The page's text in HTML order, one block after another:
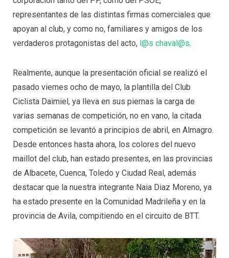
representantes de las distintas firmas comerciales que
apoyan al club, y como no, familiares y amigos de los
verdaderos protagonistas del acto, l@s chaval@s.
Realmente, aunque la presentación oficial se realizó el
pasado viernes ocho de mayo, la plantilla del Club
Ciclista Daimiel, ya lleva en sus piernas la carga de
varias semanas de competición, no en vano, la citada
competición se levantó a principios de abril, en Almagro.
Desde entonces hasta ahora, los colores del nuevo
maillot del club, han estado presentes, en las provincias
de Albacete, Cuenca, Toledo y Ciudad Real, además
destacar que la nuestra integrante Naia Diaz Moreno, ya
ha estado presente en la Comunidad Madrileña y en la
provincia de Avila, compitiendo en el circuito de BTT.